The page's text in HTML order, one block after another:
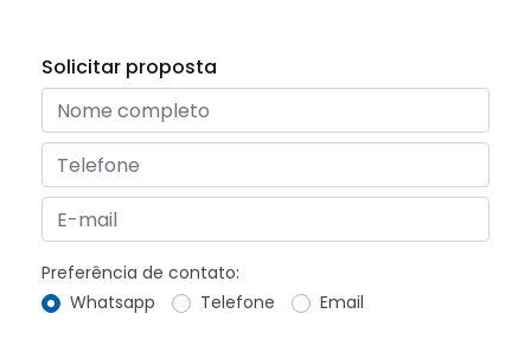
Solicitar proposta
Preferência de contato:
Whatsapp
Telefone Email